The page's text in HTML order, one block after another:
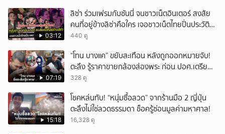
03:12
ลิซ่า ร่วมเฟรมกับซันนี่ จนชาวเน็ตอินเตอร์ สงสัย
คนที่อยู่ข้างลิซ่าคือใคร เจอชาวเน็ตไทยปั่นประวัติ
ชายคนนี้ไม่ธรรมดา
440 ดู
07:19
“โทน บางแค” ขยับสะเทือน หลังถูกออกหมายจับ!
ตะลึง รู้ราคาขายกล้องส่องพระ ก่อน ปอศ.เตรียม
บุกรวบ?
328 ดู
15:18
โชคหล่นทับ! “หนุ่มซื้อลวด” จากร้านมือ 2 ญี่ปุ่น
ตะลึงไม่ใช่ลวดธรรมดา ช็อครู้ซ่อนมูลค่ามหาศาล!
16,328 ดู